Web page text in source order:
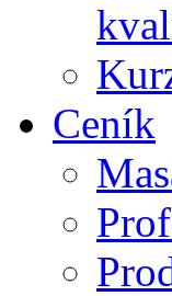
Ceník